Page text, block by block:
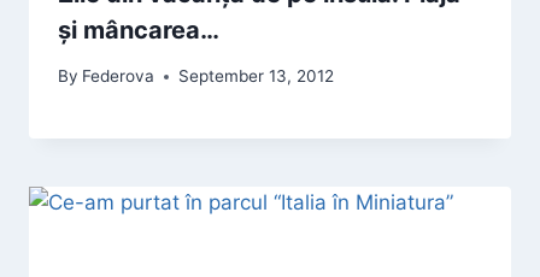
și mâncarea…
By Federova September 13, 2012